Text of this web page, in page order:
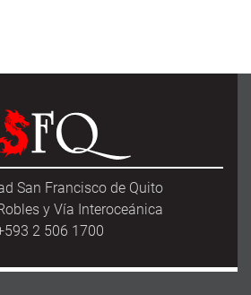
San Francisco de Quito
y Vía Interoceánica
2 506 1700